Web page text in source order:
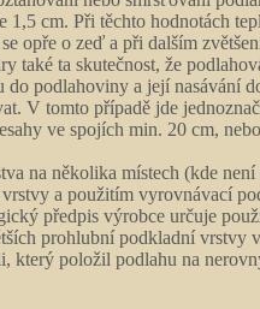
cm. Při těchto hodnotách
opře o zeď a při dalším
také ta skutečnost, že
podlahoviny a její nasávání
V tomto případě jde
ve spojích min. 20 cm,
na několika místech (kde
a použitím vyrovnávací
předpis výrobce určuje
prohlubní podkladní
který položil podlahu na